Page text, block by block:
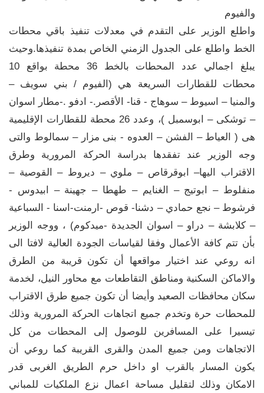
والفيوم
واطلع الوزير على التقدم في معدلات تنفيذ باقي محطات
الخط واطلع على الجدول الزمني الخاص بمدة تنفيذها.وحيث
يبلغ اجمالي عدد المحطات بالخط 36 محطة بواقع 10
محطات للقطارات السريعة هي (الفيوم / بني سويف –
والمنيا – اسيوط – سوهاج - قنا- الأقصر.- ادفو .-مطار اسوان
– توشكى – ابوسمبل )، وعدد 26 محطة للقطارات الإقليمية
هى ( العياط – الفشن – العدوه - بنى مزار – سمالوط والتى
وجه الوزير عند تفقدها بدراسة الحركة المرورية وطرق
الاقتراب اليها– ابوقرقاص – ملوي – ديروط – القوصية –
منفلوط – ابوتيج – الغنايم – طهطا – جهينة – ابيدوس -
فرشوط – نجع حمادي – دشنا- قوص -ارمنت-اسنا - السباعية
– كلابشة – دراو – اسوان الجديدة -ميدكوم) ، ووجه الوزير
بأن تتم كافة الأعمال وفقا لقياسات الجودة العالية لافتا الى
انه روعي عند اختيار مواقعها أن تكون قريبة من الطرق
والاماكن السكنية ومناطق التقاطعات مع محاور النيل، لخدمة
سكان محافظات الصعيد وأيضا أن تكون جميع طرق الاقتراب
للمحطات حرة وتخدم جميع اتجاهات الحركة المرورية وذلك
تيسيرا على المسافرين للوصول إلى المحطات من كل
الاتجاهات ومن جميع المدن والقرى القريبة كما روعي أن
يكون المسار بالقرب او داخل حرم الطريق الغربى قدر
الامكان وذلك لتقليل مساحة اعمال نزع الملكيات للمباني